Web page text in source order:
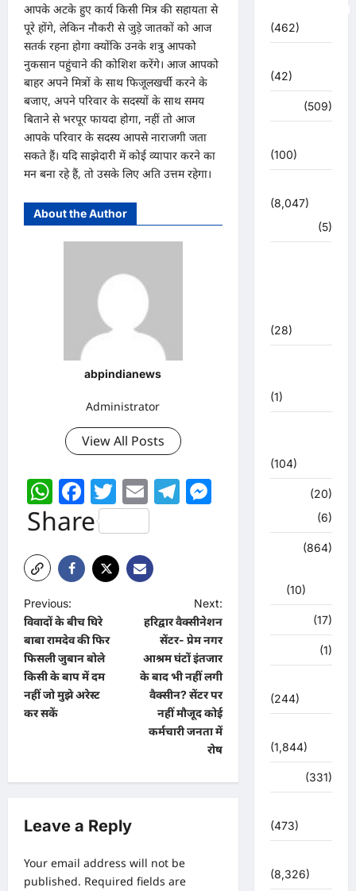
आपके अटके हुए कार्य किसी मित्र की सहायता से
पूरे होंगे, लेकिन नौकरी से जुड़े जातकों को आज
सतर्क रहना होगा क्योंकि उनके शत्रु आपको
नुकसान पहुंचाने की कोशिश करेंगे। आज आपको
बाहर अपने मित्रों के साथ फिजूलखर्ची करने के
बजाए, अपने परिवार के सदस्यों के साथ समय
बिताने से भरपूर फायदा होगा, नहीं तो आज
आपके परिवार के सदस्य आपसे नाराजगी जता
सकते हैं। यदि साझेदारी में कोई व्यापार करने का
मन बना रहे हैं, तो उसके लिए अति उत्तम रहेगा।
About the Author
abpindianews
Administrator
View All Posts
WhatsApp
Facebook
Twitter
EmailTelegramMessenger
Share
P
o
s
t
n
i
a
i
Previous:
विवादों के बीच घिरे
बाबा रामदेव की फिर
फिसली जुबान बोले
किसी के बाप में दम
नहीं जो मुझे अरेस्ट
कर सकें
Next:
हरिद्वार वैक्सीनेशन
सेंटर- प्रेम नगर
आश्रम घंटों इंतजार
के बाद भी नहीं लगी
वैक्सीन? सेंटर पर
नहीं मौजूद कोई
कर्मचारी जनता में
रोष
Leave a Reply
Your email address will not be
published. Required fields are
(462)
(42)
(509)
(100)
(8,047)
(5)
(28)
(1)
(104)
(20)
(6)
(864)
(10)
(17)
(1)
(244)
(1,844)
(331)
(473)
(8,326)